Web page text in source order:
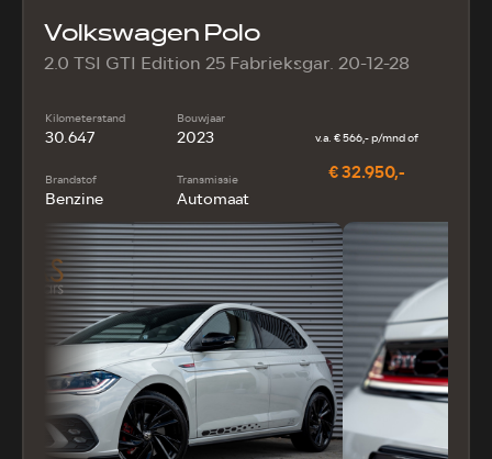
Volkswagen Polo
2.0 TSI GTI Edition 25 Fabrieksgar. 20-12-28
Kilometerstand
30.647
Bouwjaar
2023
Brandstof
Benzine
Transmissie
Automaat
v.a. € 566,- p/mnd of
€ 32.950,-